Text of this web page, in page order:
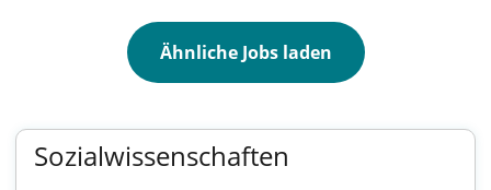
Ähnliche Jobs laden
Sozialwissenschaften